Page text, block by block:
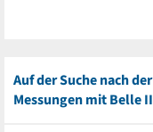
Auf der Suche nach
Messungen mit Belle